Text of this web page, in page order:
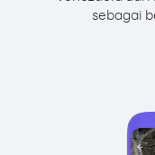
sebagai